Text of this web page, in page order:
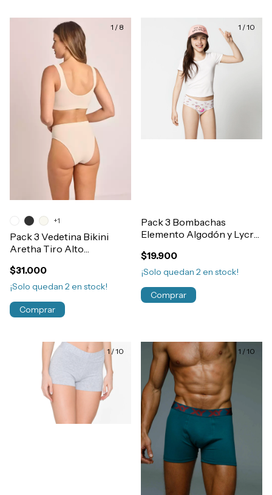
1 / 8
Pack 3 Vedetina Bikini
Aretha Tiro Alto
Costura Art.633
$31.000
¡Solo quedan 2en stock!
+1
Comprar
1 /10
Pack 3 Bombachas
Elemento Algodón y Lycra
$19.900
¡Solo quedan 2en stock!
Comprar
1 /10 1 / 10